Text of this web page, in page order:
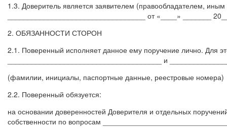
1.3. Доверитель является заявителем (правообладателем,
__________________________________ от «____» _______
2. ОБЯЗАННОСТИ СТОРОН
2.1. Поверенный исполняет данное ему поручение лично. Для
______________________________________ и
(фамилии, инициалы, паспортные данные, реестровые номера)
2.2. Поверенный обязуется:
на основании доверенностей Доверителя и отдельных
собственности по вопросам